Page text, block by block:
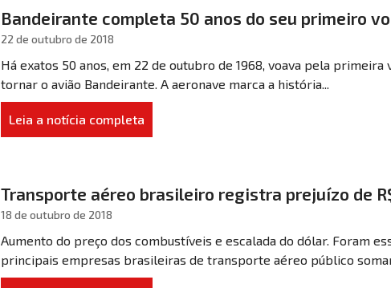
Bandeirante completa 50 anos do seu primeiro
22 de outubro de 2018
Há exatos 50 anos, em 22 de outubro de 1968, voava pela
tornar o avião Bandeirante. A aeronave marca a história...
Leia a notícia completa
Transporte aéreo brasileiro registra prejuízo de
18 de outubro de 2018
Aumento do preço dos combustíveis e escalada do dólar. Foram
principais empresas brasileiras de transporte aéreo público